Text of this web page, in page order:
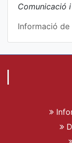
Comunicació
Informació